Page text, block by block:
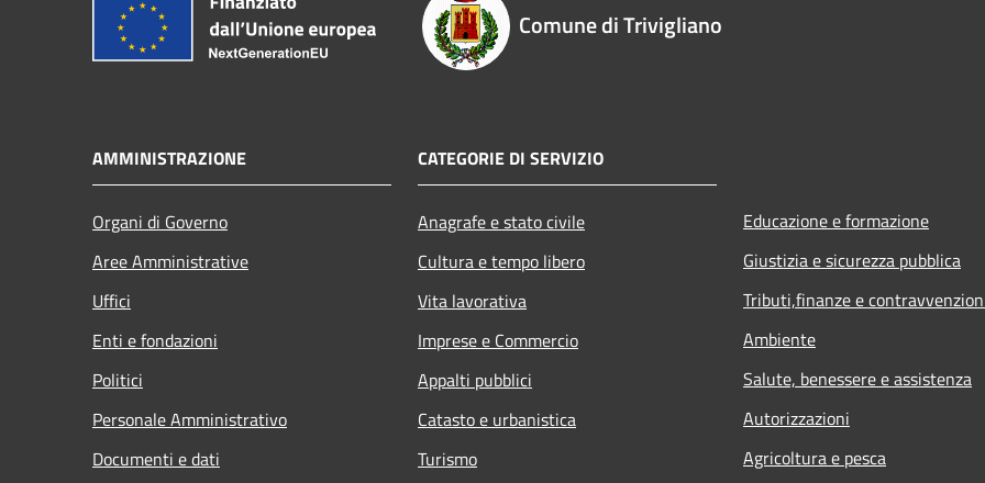
Comune di Trivigliano
AMMINISTRAZIONE
Organi di Governo
Aree Amministrative
Uffici
Enti e fondazioni
Politici
Personale Amministrativo
Documenti e dati
CATEGORIE DI SERVIZIO
Anagrafe e stato civile
Cultura e tempo libero
Vita lavorativa
Imprese e Commercio
Appalti pubblici
Catasto e urbanistica
Turismo
Educazione e formazione
Giustizia e sicurezza pubblica
Tributi,finanze e
Ambiente
Salute, benessere e assistenza
Autorizzazioni
Agricoltura e pesca